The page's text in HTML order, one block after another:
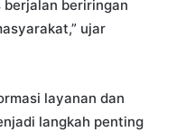
berjalan beriringan
ujar
layanan dan
langkah penting